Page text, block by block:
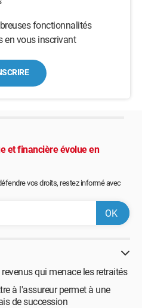
fonctionnalités
en vous inscrivant
et financière évolue en
vos droits, restez informé avec
qui menace les retraités
à l'assureur permet à une
de succession